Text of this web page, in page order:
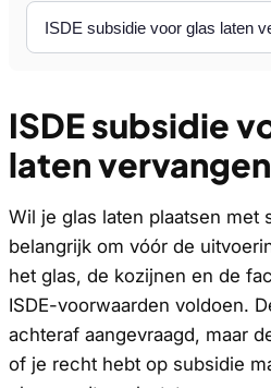
ISDE subsidie
laten vervangen
Wil je glas laten plaatsen met
belangrijk om vóór de
het glas, de kozijnen en de
ISDE-voorwaarden voldoen.
achteraf aangevraagd, maar
of je recht hebt op subsidie